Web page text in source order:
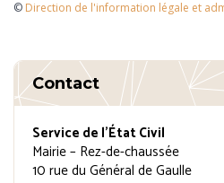
© Direction de l'information légale et
Contact
Service de l’État Civil
Mairie – Rez-de-chaussée
10 rue du Général de Gaulle